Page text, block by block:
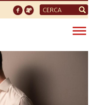
Form
di
ricerca